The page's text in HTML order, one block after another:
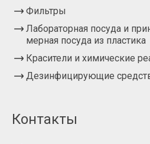
Фильтры
Лабораторная посуда и
мерная посуда из пластика
Красители и химические
Дезинфицирующие
Контакты